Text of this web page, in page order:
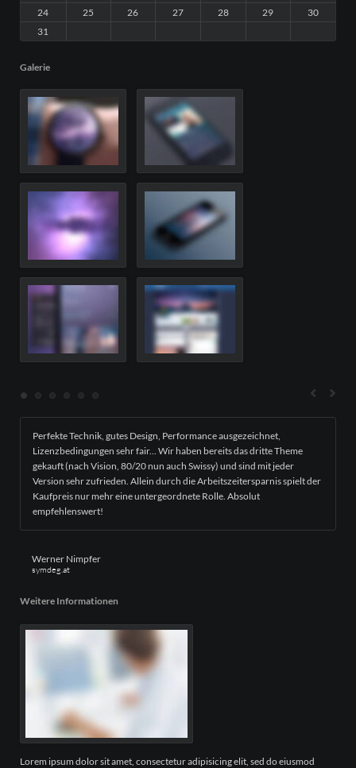
24
25 26 27 28 29
30
31
Galerie
Perfekte Technik, gutes Design, Performance ausgezeichnet,
Lizenzbedingungen sehr fair... Wir haben bereits das dritte Theme
gekauft (nach Vision, 80/20 nun auch Swissy) und sind mit jeder
Version sehr zufrieden. Allein durch die Arbeitszeitersparnis spielt der
Kaufpreis nur mehr eine untergeordnete Rolle. Absolut
empfehlenswert!
Werner Nimpfer
symdeg.at
Weitere Informationen
Lorem ipsum dolor sit amet, consectetur adipisicing elit, sed do eiusmod